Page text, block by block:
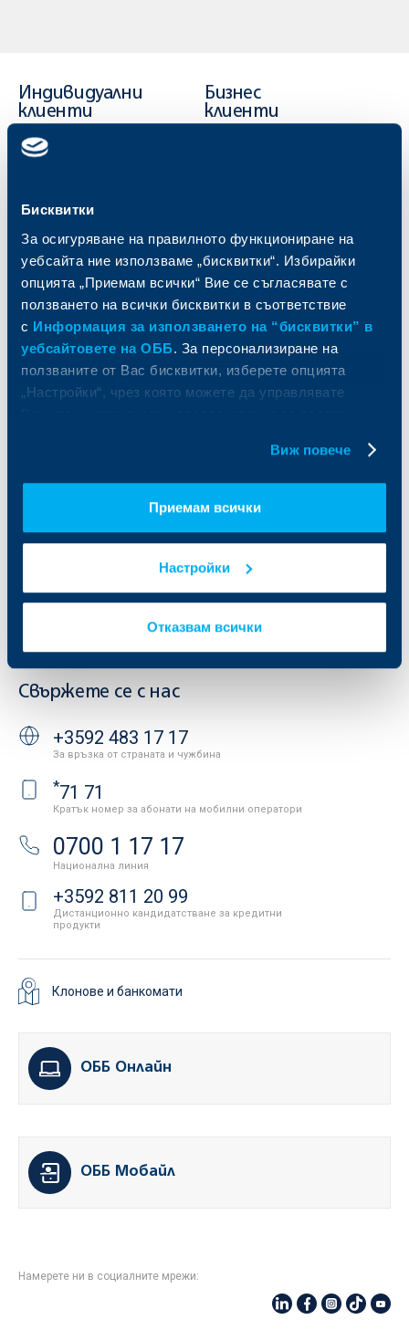
Бисквитки
За осигуряване на правилното функциониране на
уебсайта ние използваме „бисквитки“. Избирайки
опцията „Приемам всички“ Вие се съгласявате с
ползването на всички бисквитки в съответствие
с Информация за използването на “бисквитки” в
уебсайтовете на ОББ. За персонализиране на
ползваните от Вас бисквитки, изберете опцията
„Настройки“, чрез която можете да управлявате
Виж повече
Приемам всички
Настройки
Отказвам всички
Индивидуални
клиенти
Карти
Спестявания и инвестиции
Частно банкиране
Застраховки
Актуализация на клиентски данни
Бизнес
клиенти
Пазари, инвестиционно банкиране
и попечителски услуги
Факторинг
За ОББ
Кои сме ние
Европейско финансиране
Други документи
Кариери
Контакти
Групата на KBC
ОББ Пенсионно осигуряване
ОББ Застрахователен брокер
Условия за ползване на сайта
Важни документи
API портал за разработчици
Свържете се с нас
+3592 483 17 17
За връзка от страната и чужбина
*71 71
Кратък номер за абонати на мобилни оператори
0700 1 17 17
Национална линия
+3592 811 20 99
Дистанционно кандидатстване за кредитни
продукти
Клонове и банкомати
ОББ Онлайн
ОББ Мобайл
Намерете ни в социалните мрежи: